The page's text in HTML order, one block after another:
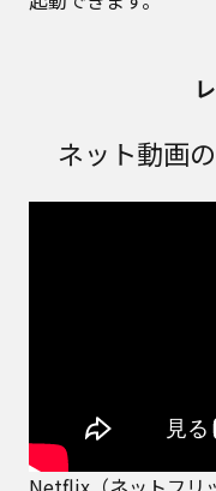
ネット動画